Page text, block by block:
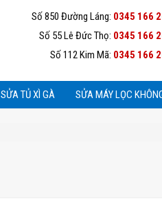
Số 850 Đường Láng: 0345 166
Số 55 Lê Đức Thọ: 0345 166
Số 112 Kim Mã: 0345 166
SỬA TỦ XÌ GÀ SỬA MÁY LỌC